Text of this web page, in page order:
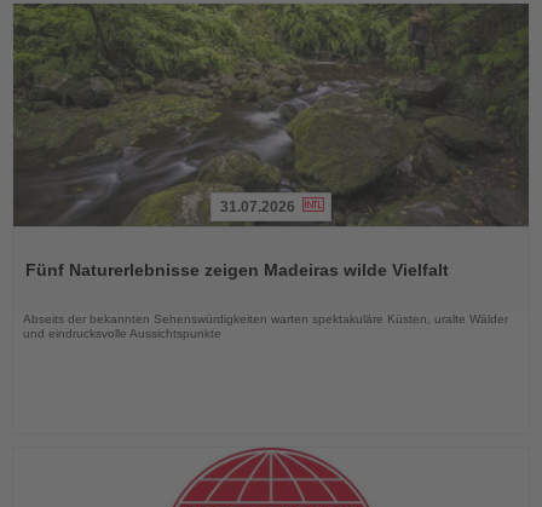
die
31.07.2026
Fünf Naturerlebnisse zeigen Madeiras wilde Vielfalt
Abseits der bekannten Sehenswürdigkeiten warten spektakuläre Küsten, uralte Wälder
und eindrucksvolle Aussichtspunkte